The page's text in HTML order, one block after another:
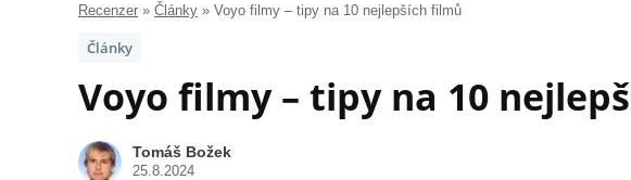
Recenzer » Články » Voyo filmy – tipy na 10 nejlepších filmů
Články
Voyo filmy – tipy na 10
Tomáš Božek
25.8.2024